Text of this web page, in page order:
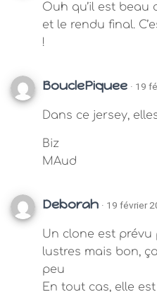
Ouh qu’il est beau
et le rendu final.
!
BouclePiquee · 19
Dans ce jersey,
Biz
MAud
Deborah · 19 février
Un clone est prévu
lustres mais bon,
peu
En tout cas, elle